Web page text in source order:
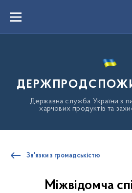
вмістуMenu
Державна служба України з
харчових продуктів та
Зв'язки з громадськістю
Міжвідомча